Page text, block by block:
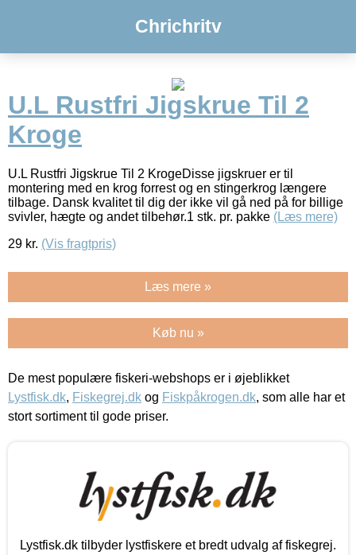
Chrichritv
U.L Rustfri Jigskrue Til 2
Kroge
U.L Rustfri Jigskrue Til 2 KrogeDisse jigskruer er til
montering med en krog forrest og en stingerkrog længere
tilbage. Dansk kvalitet til dig der ikke vil gå ned på for billige
svivler, hægte og andet tilbehør.1 stk. pr. pakke (Læs mere)
29 kr. (Vis fragtpris)
Læs mere »
Køb nu »
De mest populære fiskeri-webshops er i øjeblikket
Lystfisk.dk, Fiskegrej.dk og Fiskpåkrogen.dk, som alle har et
stort sortiment til gode priser.
Lystfisk.dk tilbyder lystfiskere et bredt udvalg af fiskegrej.